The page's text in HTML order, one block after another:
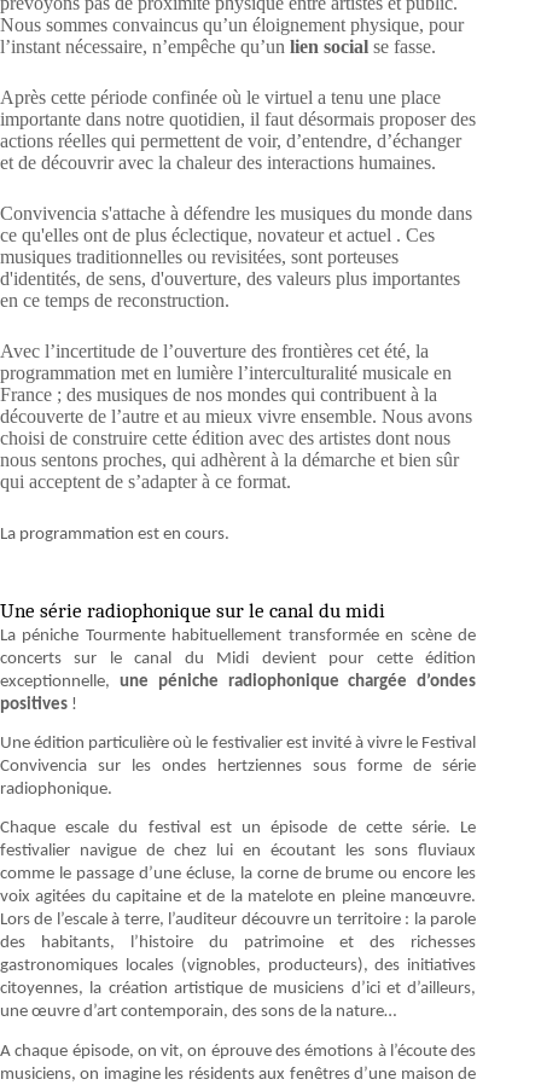
Nous sommes convaincus qu’un éloignement physique, pour
l’instant nécessaire, n’empêche qu’un lien social se fasse.
Après cette période confinée où le virtuel a tenu une place
importante dans notre quotidien, il faut désormais proposer des
actions réelles qui permettent de voir, d’entendre, d’échanger
et de découvrir avec la chaleur des interactions humaines.
Convivencia s'attache à défendre les musiques du monde dans
ce qu'elles ont de plus éclectique, novateur et actuel . Ces
musiques traditionnelles ou revisitées, sont porteuses
d'identités, de sens, d'ouverture, des valeurs plus importantes
en ce temps de reconstruction.
Avec l’incertitude de l’ouverture des frontières cet été, la
programmation met en lumière l’interculturalité musicale en
France ; des musiques de nos mondes qui contribuent à la
découverte de l’autre et au mieux vivre ensemble. Nous avons
choisi de construire cette édition avec des artistes dont nous
nous sentons proches, qui adhèrent à la démarche et bien sûr
qui acceptent de s’adapter à ce format.
La programmation est en cours.
Une série radiophonique sur le canal du midi
La péniche Tourmente habituellement transformée en scène de
concerts sur le canal du Midi devient pour cette édition
exceptionnelle, une péniche radiophonique chargée d’ondes
positives !
Une édition particulière où le festivalier est invité à vivre le Festival
Convivencia sur les ondes hertziennes sous forme de série
radiophonique.
Chaque escale du festival est un épisode de cette série. Le
festivalier navigue de chez lui en écoutant les sons fluviaux
comme le passage d’une écluse, la corne de brume ou encore les
voix agitées du capitaine et de la matelote en pleine manœuvre.
Lors de l’escale à terre, l’auditeur découvre un territoire : la parole
des habitants, l’histoire du patrimoine et des richesses
gastronomiques locales (vignobles, producteurs), des initiatives
citoyennes, la création artistique de musiciens d’ici et d’ailleurs,
une œuvre d’art contemporain, des sons de la nature…
A chaque épisode, on vit, on éprouve des émotions à l’écoute des
musiciens, on imagine les résidents aux fenêtres d’une maison de